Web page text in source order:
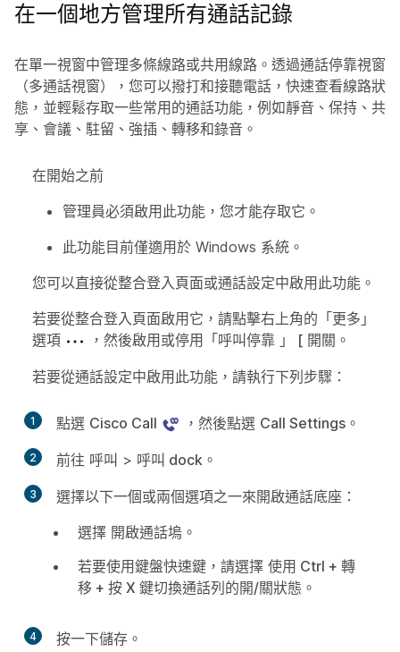
在一個地方管理所有通話記錄
在單一視窗中管理多條線路或共用線路。透過通話停靠視窗
（多通話視窗），您可以撥打和接聽電話，快速查看線路狀
態，並輕鬆存取一些常用的通話功能，例如靜音、保持、共
享、會議、駐留、強插、轉移和錄音。
在開始之前
管理員必須啟用此功能，您才能存取它。
此功能目前僅適用於 Windows 系統。
您可以直接從整合登入頁面或通話設定中啟用此功能。
若要從整合登入頁面啟用它，請點擊右上角的「更多」
選項
，然後啟用或停用「呼叫停靠 」 [ 開關。
若要從通話設定中啟用此功能，請執行下列步驟：
1 點選 Cisco Call ，然後點選 Call Settings 。
2 前往 呼叫 > 呼叫 dock 。
3
選擇以下一個或兩個選項之一來開啟通話底座：
選擇 開啟通話塢 。
若要使用鍵盤快速鍵，請選擇 使用 Ctrl + 轉
移 + 按 X 鍵切換通話列的開/關狀態 。
4 按一下儲存 。